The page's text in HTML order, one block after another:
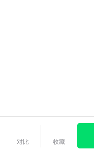
对比 收藏